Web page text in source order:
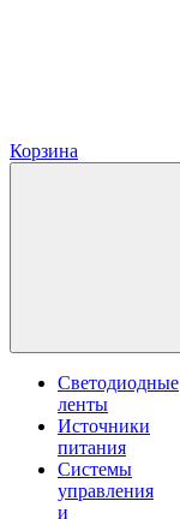
Корзина
Светодиодные
ленты
Источники
питания
Системы
управления
и